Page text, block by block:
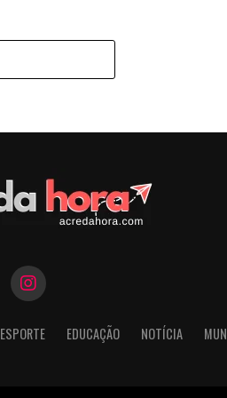
ESPORTE EDUCAÇÃO NOTÍCIA